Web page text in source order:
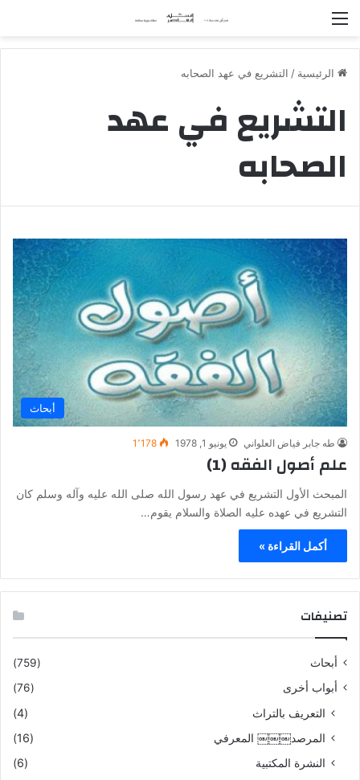
الرئيسية / التشريع في عهد الصحابه
التشريع في عهد
الصحابه
أبحاث
طه جابر فياض العلواني يونيو 1, 1978 1٬178
علم أصول الفقه (1)
المبحث الأول التشريع في عهد رسول الله صلى الله عليه وآله وسلم كان
التشريع في عهده عليه الصلاة والسلام يقوم…
أكمل القراءة »
تصنيفات
أبحاث
(759)
أبواب أخرى
(76)
التعريف بالتراث
(4)
المرصد￼￼￼ المعرفي
(16)
النشرة المكتبية
(6)